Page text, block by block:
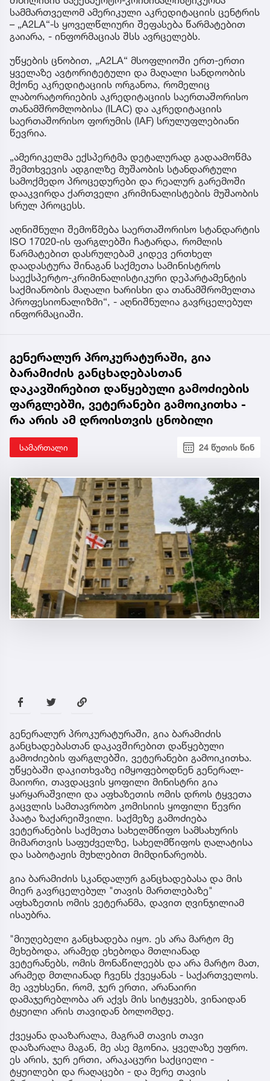
სამმართველომ ამერიკული აკრედიტაციის ცენტრის
– „A2LA“-ს ყოველწლიური შეფასება წარმატებით
გაიარა, - ინფორმაციას შსს ავრცელებს.
უწყების ცნობით, „A2LA“ მსოფლიოში ერთ-ერთი
ყველაზე ავტორიტეტული და მაღალი სანდოობის
მქონე აკრედიტაციის ორგანოა, რომელიც
ლაბორატორიების აკრედიტაციის საერთაშორისო
თანამშრომლობისა (ILAC) და აკრედიტაციის
საერთაშორისო ფორუმის (IAF) სრულუფლებიანი
წევრია.
„ამერიკელმა ექსპერტმა დეტალურად გადაამოწმა
შემთხვევის ადგილზე მუშაობის სტანდარტული
სამოქმედო პროცედურები და რეალურ გარემოში
დააკვირდა ქართველი კრიმინალისტების მუშაობის
სრულ პროცესს.
აღნიშნული შემოწმება საერთაშორისო სტანდარტის
ISO 17020-ის ფარგლებში ჩატარდა, რომლის
წარმატებით დასრულებამ კიდევ ერთხელ
დაადასტურა შინაგან საქმეთა სამინისტროს
საექსპერტო-კრიმინალისტიკური დეპარტამენტის
საქმიანობის მაღალი ხარისხი და თანამშრომელთა
პროფესიონალიზმი“, - აღნიშნულია გავრცელებულ
ინფორმაციაში.
გენერალურ პროკურატურაში, გია
ბარამიძის განცხადებასთან
დაკავშირებით დაწყებული გამოძიების
ფარგლებში, ვეტერანები გამოიკითხა -
რა არის ამ დროისთვის ცნობილი
სამართალი 24 წუთის წინ
გენერალურ პროკურატურაში, გია ბარამიძის
განცხადებასთან დაკავშირებით დაწყებული
გამოძიების ფარგლებში, ვეტერანები გამოიკითხა.
უწყებაში დაკითხვაზე იმყოფებოდნენ გენერალ-
მაიორი, თავდაცვის ყოფილი მინისტრი გია
ყარყარაშვილი და აფხაზეთის ომის დროს ტყვეთა
გაცვლის სამთავრობო კომისიის ყოფილი წევრი
პაატა ზაქარეიშვილი. საქმეზე გამოძიება
ვეტერანების საქმეთა სახელმწიფო სამსახურის
მიმართვის საფუძველზე, სახელმწიფოს ღალატისა
და საბოტაჟის მუხლებით მიმდინარეობს.
გია ბარამიძის სკანდალურ განცხადებასა და მის
მიერ გავრცელებულ "თავის მართლებაზე"
აფხაზეთის ომის ვეტერანმა, დავით ღვინჯილიამ
ისაუბრა.
"მიუღებელი განცხადება იყო. ეს არა მარტო მე
მეხებოდა, არამედ ეხებოდა მთლიანად
ვეტერანებს, ომის მონაწილეებს და არა მარტო მათ,
არამედ მთლიანად ჩვენს ქვეყანას - საქართველოს.
მე ავუხსენი, რომ, ჯერ ერთი, არანაირი
დამაჯერებლობა არ აქვს მის სიტყვებს, ვინაიდან
ტყუილი არის თავიდან ბოლომდე.
ქვეყანა დააზარალა, მაგრამ თავის თავი
დააზარალა მაგან, მე ასე მგონია, ყველაზე უფრო.
ეს არის, ჯერ ერთი, არაკაცური საქციელი -
ტყუილები და რაღაცები - და მერე თავის